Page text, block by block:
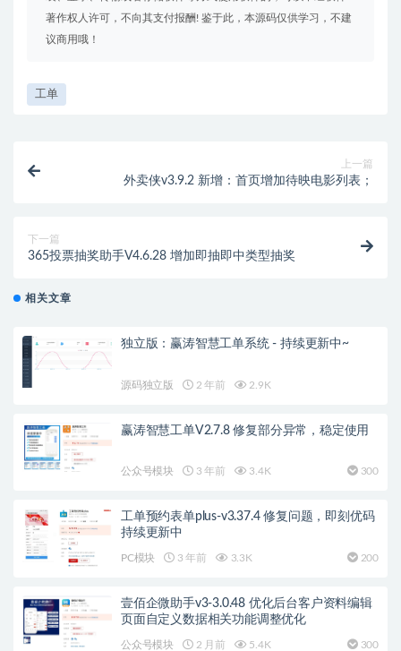
著作权人许可，不向其支付报酬! 鉴于此，本源码仅供学习，不建
议商用哦！
工单
上一篇
外卖侠v3.9.2 新增：首页增加待映电影列表；
下一篇
365投票抽奖助手V4.6.28 增加即抽即中类型抽奖
相关文章
独立版：赢涛智慧工单系统 - 持续更新中~
源码独立版 2 年前 2.9K
赢涛智慧工单V2.7.8 修复部分异常，稳定使用
公众号模块 3 年前 3.4K 300
工单预约表单plus-v3.37.4 修复问题，即刻优码
持续更新中
PC模块 3 年前 3.3K 200
壹佰企微助手v3-3.0.48 优化后台客户资料编辑
页面自定义数据相关功能调整优化
公众号模块 2 月前 5.4K 300